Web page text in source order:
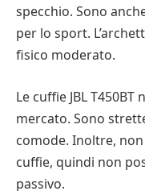
specchio. Sono
per lo sport.
fisico moderato.
Le cuffie JBL
mercato. Sono
comode. Inoltre,
cuffie, quindi non
passivo.